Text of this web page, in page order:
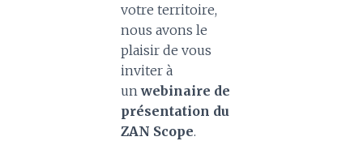
votre territoire,
nous avons le
plaisir de vous
inviter à
un webinaire de
présentation du
ZAN Scope.